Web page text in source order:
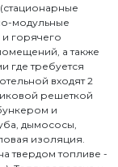
модульные
горячего
а также
где требуется
входят 2
решеткой
и
дымососы,
изоляция.
твердом топливе -